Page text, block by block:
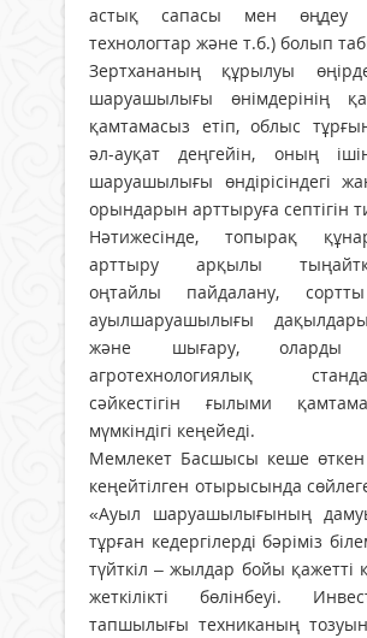
астық сапасы мен өңдеу
технологтар және т.б.) болып
Зертхананың құрылуы
шаруашылығы өнімдерінің
қамтамасыз етіп, облыс
әл-ауқат деңгейін, оның
шаруашылығы өндірісіндегі
орындарын арттыруға септігін
Нәтижесінде, топырақ
арттыру арқылы
оңтайлы пайдалану,
ауылшаруашылығы
және шығару, оларды
агротехнологиялық
сәйкестігін ғылыми
мүмкіндігі кеңейеді.
Мемлекет Басшысы кеше өткен
кеңейтілген отырысында
«Ауыл шаруашылығының
тұрған кедергілерді бәріміз
түйткіл – жылдар бойы
жеткілікті бөлінбеуі.
тапшылығы техниканың